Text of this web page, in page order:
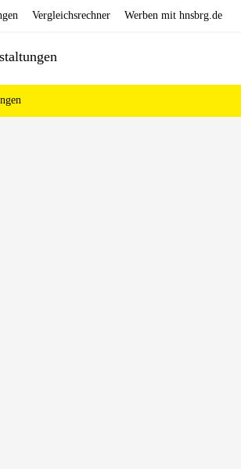
Vergleichsrechner Werben mit hnsbrg.de